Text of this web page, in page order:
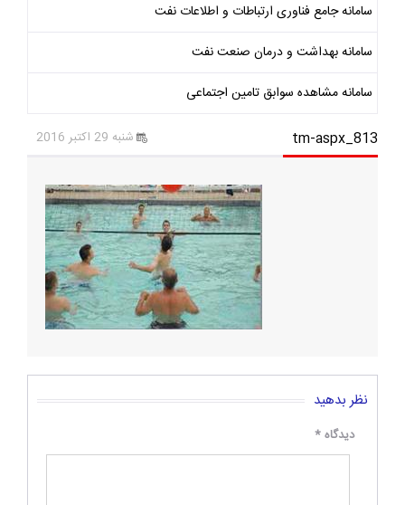
سامانه جامع فناوری ارتباطات و اطلاعات نفت
سامانه بهداشت و درمان صنعت نفت
سامانه مشاهده سوابق تامین اجتماعی
tm-aspx_813 شنبه 29 اکتبر 2016
نظر بدهید
دیدگاه*